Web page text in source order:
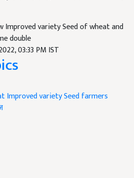
Improved variety Seed of wheat and
double
03:33 PM IST
Improved variety Seedfarmers